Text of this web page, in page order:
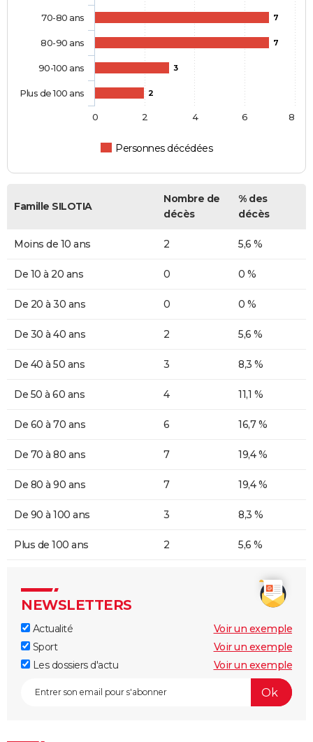
7
7
3
2
Personnes décédées
70-80 ans
80-90 ans
90-100 ans
Plus de 100 ans
0 2 4 6 8
Famille SILOTIA
Nombre de
décès
% des
décès
Moins de 10 ans 2 5,6 %
De 10 à 20 ans 0 0 %
De 20 à 30 ans 0 0 %
De 30 à 40 ans 2 5,6 %
De 40 à 50 ans 3 8,3 %
De 50 à 60 ans 4 11,1 %
De 60 à 70 ans 6 16,7 %
De 70 à 80 ans 7 19,4 %
De 80 à 90 ans 7 19,4 %
De 90 à 100 ans 3 8,3 %
Plus de 100 ans 2 5,6 %
NEWSLETTERS
Actualité
Voir un exemple
Sport
Voir un exemple
Les dossiers d'actu
Voir un exemple